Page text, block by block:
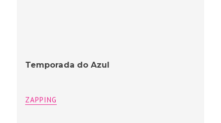
Temporada do Azul
ZAPPING